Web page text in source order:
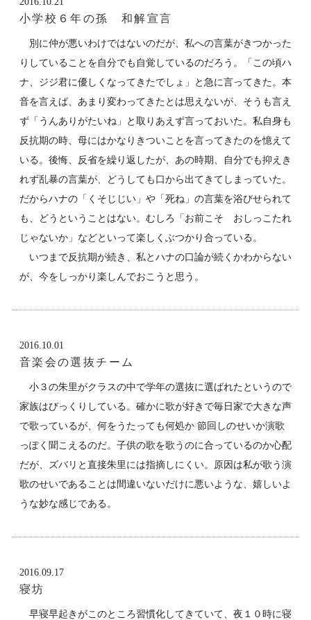
小学校６年の孫 和解宣言
別に仲が悪いわけではないのだが、私への言葉がきつかった
りしていることを自分でも自覚しているのだろう。「この頃ハ
ナ、ジジ君に優しくなってきたでしょ」と急に言ってきた。本
音を言えば、あまり変わってきたとは思えないが、そうも言え
ず「うんありがたいね」と取りあえず言っておいた。私自身も
反抗期の時、母にはかなりきついことを言ってきたのを憶えて
いる。後悔、反省を繰り返したが、あの時期、自分でも抑えき
れず乱暴の言葉が、どうしても口から出てきてしまっていた。
だからハナの「くそじじい」や「死ね」の言葉を浴びせられて
も、どうということはない。むしろ「お前こそ おしっこたれ
じゃないか」などといって楽しくぶつかり合っている。
いつまで反抗期が続き、私とハナの口論が続くかわからない
が、今をしっかり楽しんでおこうと思う。
2016.10.01
音楽会の選抜チーム
小３の朱里がクラスの中で学年の選抜に選ばれたというので
家族はびっくりしている。確かに歌が好きで毎日家で大きな声
で歌っているが、何をうたっても何処か 節回しのせいか演歌
っぽく聞こえるのだ。子供の歌を歌うのに合っているのか心配
だが、ズバリと直接朱里には指摘しにくい。原因は私が歌う演
歌のせいであることは間違いないだけに悪いような、嬉しいよ
うな妙な感じである。
2016.09.17
寝坊
早寝早起きがこのところ習慣化してきていて、夜１０時に寝